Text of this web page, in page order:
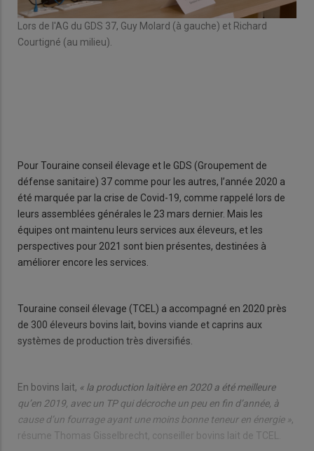
Lors de l'AG du GDS 37, Guy Molard (à gauche) et Richard
Courtigné (au milieu).
Pour Touraine conseil élevage et le GDS (Groupement de
défense sanitaire) 37 comme pour les autres, l’année 2020 a
été marquée par la crise de Covid-19, comme rappelé lors de
leurs assemblées générales le 23 mars dernier. Mais les
équipes ont maintenu leurs services aux éleveurs, et les
perspectives pour 2021 sont bien présentes, destinées à
améliorer encore les services.
Touraine conseil élevage (TCEL) a accompagné en 2020 près
de 300 éleveurs bovins lait, bovins viande et caprins aux
systèmes de production très diversifiés.
En bovins lait, « la production laitière en 2020 a été meilleure
qu’en 2019, avec un TP qui décroche un peu en fin d’année, à
cause d’un fourrage ayant une moins bonne teneur en énergie »,
résume Thomas Gisselbrecht, conseiller bovins lait de TCEL.